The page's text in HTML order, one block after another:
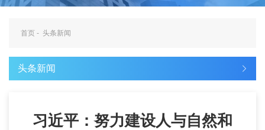
首页 - 头条新闻
头条新闻
习近平：努力建设人与自然和